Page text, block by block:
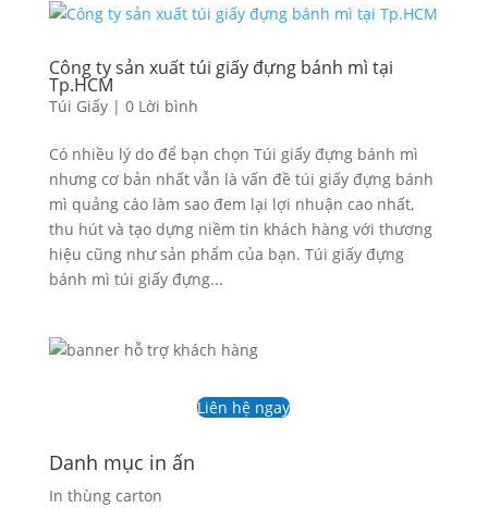
Công ty sản xuất túi giấy đựng bánh mì tại
Tp.HCM
Túi Giấy| 0 Lời bình
Có nhiều lý do để bạn chọn Túi giấy đựng bánh mì
nhưng cơ bản nhất vẫn là vấn đề túi giấy đựng bánh
mì quảng cáo làm sao đem lại lợi nhuận cao nhất,
thu hút và tạo dựng niềm tin khách hàng với thương
hiệu cũng như sản phẩm của bạn. Túi giấy đựng
bánh mì túi giấy đựng...
Liên hệ ngay
Danh mục in ấn
In thùng carton